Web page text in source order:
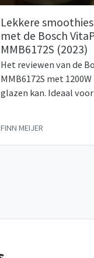
Lekkere
met de Bosch
MMB6172S (2023)
Het reviewen van de
MMB6172S met
glazen kan. Ideaal
FINN MEIJER